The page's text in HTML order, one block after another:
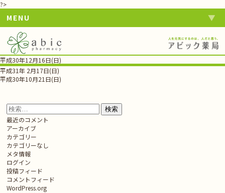
?>
MENU
平成30年12月16日(日)
投
稿
平成31年 2月17日(日)
平成30年10月21日(日)
検
索:
最近のコメント
アーカイブ
カテゴリー
カテゴリーなし
メタ情報
ログイン
投稿フィード
コメントフィード
WordPress.org